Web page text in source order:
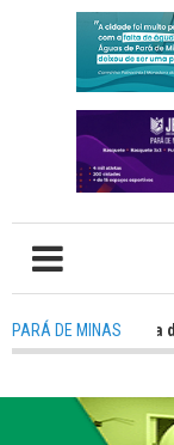
PARÁ DE MINAS
Política precisa de